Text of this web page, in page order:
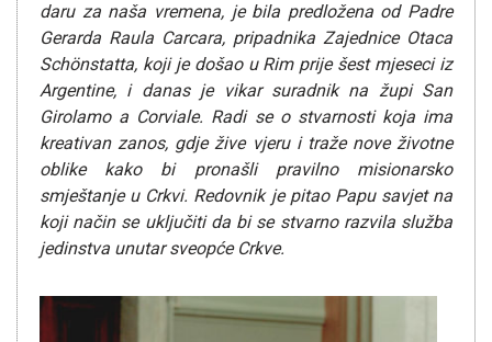
daru za naša vremena, je bila predložena od Padre
Gerarda Raula Carcara, pripadnika Zajednice Otaca
Schönstatta, koji je došao u Rim prije šest mjeseci iz
Argentine, i danas je vikar suradnik na župi San
Girolamo a Corviale. Radi se o stvarnosti koja ima
kreativan zanos, gdje žive vjeru i traže nove životne
oblike kako bi pronašli pravilno misionarsko
smještanje u Crkvi. Redovnik je pitao Papu savjet na
koji način se uključiti da bi se stvarno razvila služba
jedinstva unutar sveopće Crkve.